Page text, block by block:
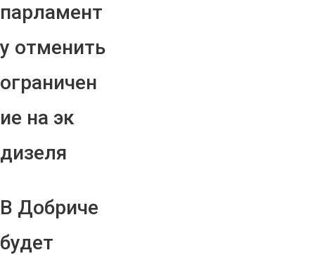
парламент
у отменить
ограничен
ие на эк
дизеля
В Добриче
будет